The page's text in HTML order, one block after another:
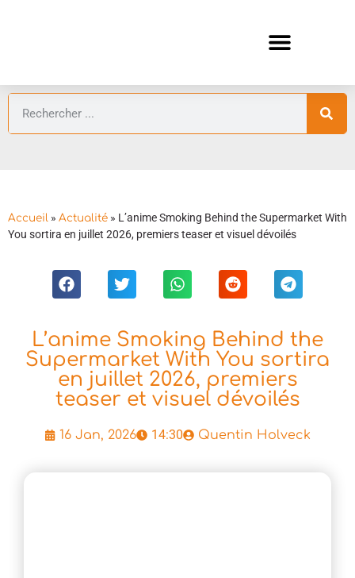
Accueil » Actualité » L’anime Smoking Behind the Supermarket With
You sortira en juillet 2026, premiers teaser et visuel dévoilés
L’anime Smoking Behind the
Supermarket With You sortira
en juillet 2026, premiers
teaser et visuel dévoilés
16 Jan, 2026 14:30 Quentin Holveck